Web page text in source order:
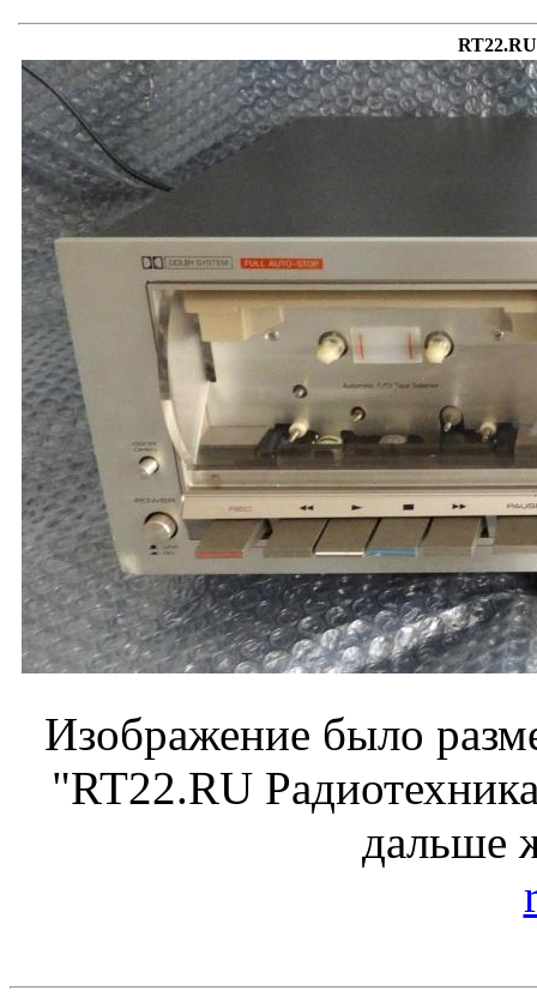
Изображение было
"RT22.RU
дальше